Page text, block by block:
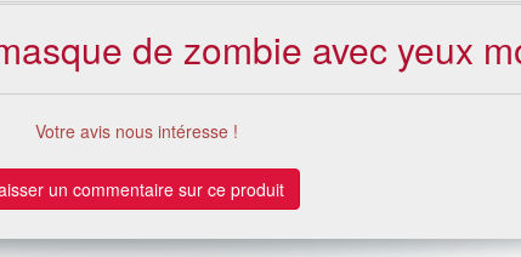
de zombie avec yeux
Votre avis nous intéresse !
un commentaire sur ce produit